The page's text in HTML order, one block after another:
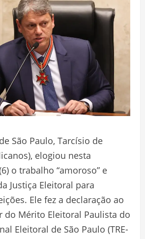
São Paulo, Tarcísio de
elogiou nesta
o trabalho “amoroso” e
Justiça Eleitoral para
Ele fez a declaração ao
do Mérito Eleitoral Paulista do
Eleitoral de São Paulo (TRE-